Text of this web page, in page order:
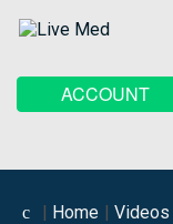
ACCOUNT
Home Videos